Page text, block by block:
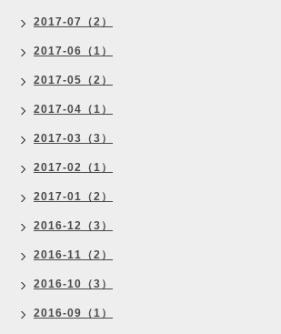
2017-07（2）
2017-06（1）
2017-05（2）
2017-04（1）
2017-03（3）
2017-02（1）
2017-01（2）
2016-12（3）
2016-11（2）
2016-10（3）
2016-09（1）